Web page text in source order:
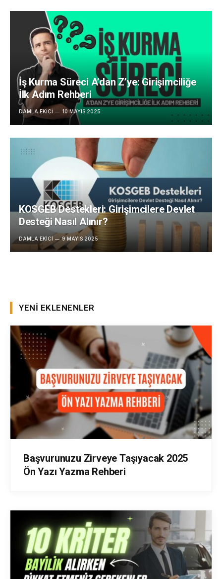
İş Kurma Süreci A’dan Z’ye: Girişimciliğe
İlk Adım Rehberi
DAMLA EKICI 10 MAYIS 2025
KOSGEB Destekleri: Girişimcilere Devlet
Desteği Nasıl Alınır?
DAMLA EKICI 9 MAYIS 2025
YENI EKLENENLER
Başvurunuzu Zirveye Taşıyacak 2025
Ön Yazı Yazma Rehberi